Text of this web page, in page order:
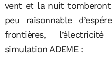
vent et la nuit tomberont
peu raisonnable
frontières,
simulation ADEME :